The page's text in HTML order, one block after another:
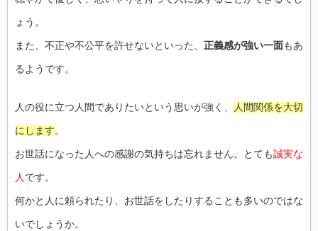
ょう。
また、不正や不公平を許せないといった、 正義感が強い一面もあ
るようです。
人の役に立つ人間でありたいという思いが強く、 人間関係を大切
にします。
お世話になった人への感謝の気持ちは忘れません。とても誠実な
人です。
何かと人に頼られたり、お世話をしたりすることも多いのではな
いでしょうか。